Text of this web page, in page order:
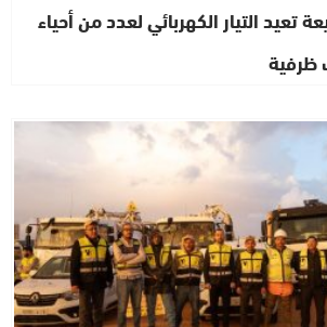
تعيد التيار الكهربائي لعدد من أحياء
ظرفية